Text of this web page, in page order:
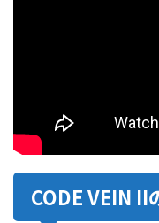
CODE VEIN II